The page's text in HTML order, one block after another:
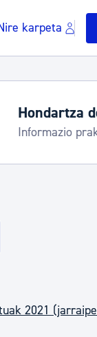
karpeta
publikoa,
Hondartza
Informazio
2021